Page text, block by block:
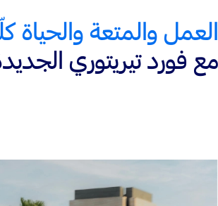
العمل والمتعة والحياة
مع فورد تيريتوري